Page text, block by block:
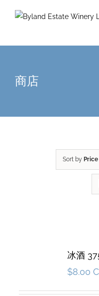
商店
Sort by Price
冰酒
$8.00